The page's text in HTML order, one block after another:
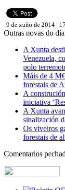
9 de xuño de 2014 |
Outras novas do día
A Xunta
Venezuela,
polo
Máis de 4
forestais de
A
iniciativa
A Xunta
sinalización
Os viveiros
forestais de
Comentarios